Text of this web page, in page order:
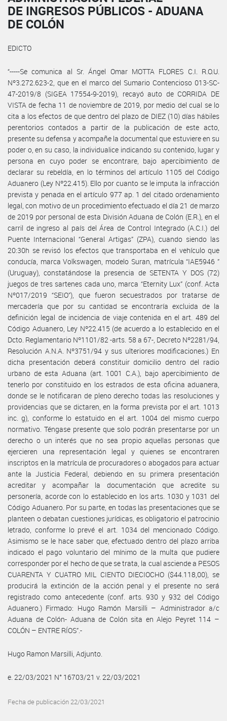
DE INGRESOS PÚBLICOS - ADUANA
DE COLÓN
EDICTO
“-----Se comunica al Sr. Ángel Omar MOTTA FLORES C.I. R.O.U.
Nº3.272.623-2, que en el marco del Sumario Contencioso 013-SC-
47-2019/8 (SIGEA 17554-9-2019), recayó auto de CORRIDA DE
VISTA de fecha 11 de noviembre de 2019, por medio del cual se lo
cita a los efectos de que dentro del plazo de DIEZ (10) días hábiles
perentorios contados a partir de la publicación de este acto,
presente su defensa y acompañe la documental que estuviere en su
poder o, en su caso, la individualice indicando su contenido, lugar y
persona en cuyo poder se encontrare, bajo apercibimiento de
declarar su rebeldía, en lo términos del artículo 1105 del Código
Aduanero (Ley Nº22.415). Ello por cuanto se le imputa la infracción
prevista y penada en el artículo 977 ap. 1 del citado ordenamiento
legal, con motivo de un procedimiento efectuado el día 21 de marzo
de 2019 por personal de esta División Aduana de Colón (E.R.), en el
carril de ingreso al país del Área de Control Integrado (A.C.I.) del
Puente Internacional “General Artigas” (ZPA), cuando siendo las
20:30h se revisó los efectos que transportaba en el vehículo que
conducía, marca Volkswagen, modelo Suran, matrícula “IAE5946 ”
(Uruguay), constatándose la presencia de SETENTA Y DOS (72)
juegos de tres sartenes cada uno, marca “Eternity Lux” (conf. Acta
Nº017/2019 “SEIO”), que fueron secuestrados por tratarse de
mercadería que por su cantidad se encontraría excluida de la
definición legal de incidencia de viaje contenida en el art. 489 del
Código Aduanero, Ley Nº22.415 (de acuerdo a lo establecido en el
Dcto. Reglamentario Nº1101/82 -arts. 58 a 67-, Decreto Nº2281/94,
Resolución A.N.A. Nº3751/94 y sus ulteriores modificaciones.) En
dicha presentación deberá constituir domicilio dentro del radio
urbano de esta Aduana (art. 1001 C.A.), bajo apercibimiento de
tenerlo por constituido en los estrados de esta oficina aduanera,
donde se le notificaran de pleno derecho todas las resoluciones y
providencias que se dictaren, en la forma prevista por el art. 1013
inc. g), conforme lo estatuido en el art. 1004 del mismo cuerpo
normativo. Téngase presente que solo podrán presentarse por un
derecho o un interés que no sea propio aquellas personas que
ejercieren una representación legal y quienes se encontraren
inscriptos en la matrícula de procuradores o abogados para actuar
ante la Justicia Federal, debiendo en su primera presentación
acreditar y acompañar la documentación que acredite su
personería, acorde con lo establecido en los arts. 1030 y 1031 del
Código Aduanero. Por su parte, en todas las presentaciones que se
planteen o debatan cuestiones jurídicas, es obligatorio el patrocinio
letrado, conforme lo prevé el art. 1034 del mencionado Código.
Asimismo se le hace saber que, efectuado dentro del plazo arriba
indicado el pago voluntario del mínimo de la multa que pudiere
corresponder por el hecho de que se trata, la cual asciende a PESOS
CUARENTA Y CUATRO MIL CIENTO DIECIOCHO ($44.118,00), se
producirá la extinción de la acción penal y el presente no será
registrado como antecedente (conf. arts. 930 y 932 del Código
Aduanero.) Firmado: Hugo Ramón Marsilli – Administrador a/c
Aduana de Colón- Aduana de Colón sita en Alejo Peyret 114 –
COLÓN – ENTRE RÍOS”.-
Hugo Ramon Marsilli, Adjunto.
e. 22/03/2021 N° 16703/21 v. 22/03/2021
Fecha de publicación 22/03/2021